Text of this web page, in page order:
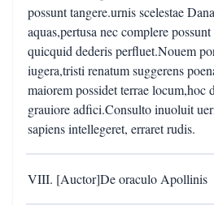
possunt tangere.urnis scelestae
aquas,pertusa nec complere
quicquid dederis perfluet.Nouem
iugera,tristi renatum suggerens
maiorem possidet terrae locum,hoc
grauiore adfici.Consulto inuoluit
sapiens intellegeret, erraret rudis.
VIII. [Auctor]De oraculo Apollinis